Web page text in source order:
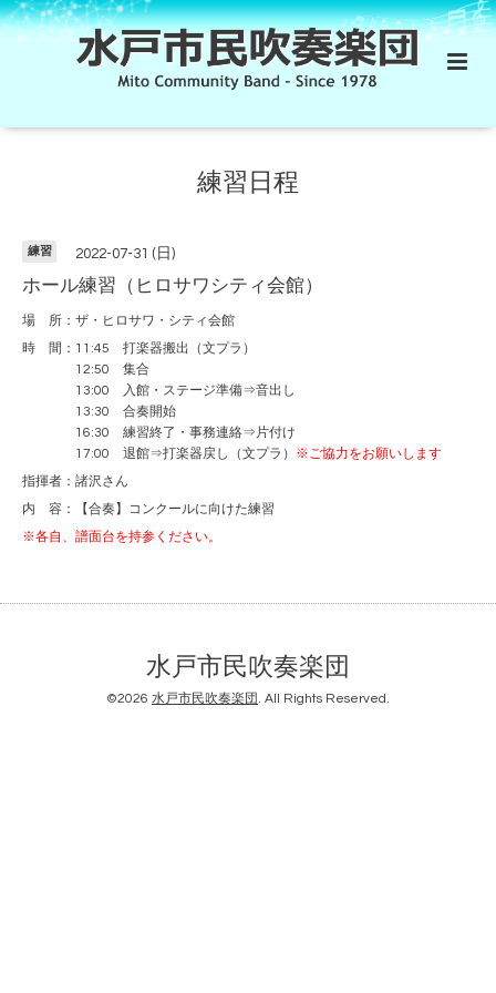
練習日程
練習 2022-07-31 (日)
ホール練習（ヒロサワシティ会館）
場 所：ザ・ヒロサワ・シティ会館
時 間：11:45 打楽器搬出（文プラ）
12:50 集合
13:00 入館・ステージ準備⇒音出し
13:30 合奏開始
16:30 練習終了・事務連絡⇒片付け
17:00 退館⇒打楽器戻し（文プラ） ※ご協力をお願いします
指揮者：諸沢さん
内 容：【合奏】コンクールに向けた練習
※各自、譜面台を持参ください。
水戸市民吹奏楽団
©2026 水戸市民吹奏楽団 . All Rights Reserved.